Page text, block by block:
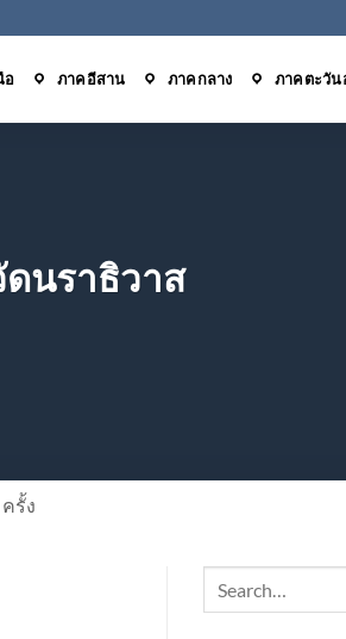
อ ภาคอีสาน ภาคกลาง ภาคตะวัน
นราธิวาส
ครั้ง